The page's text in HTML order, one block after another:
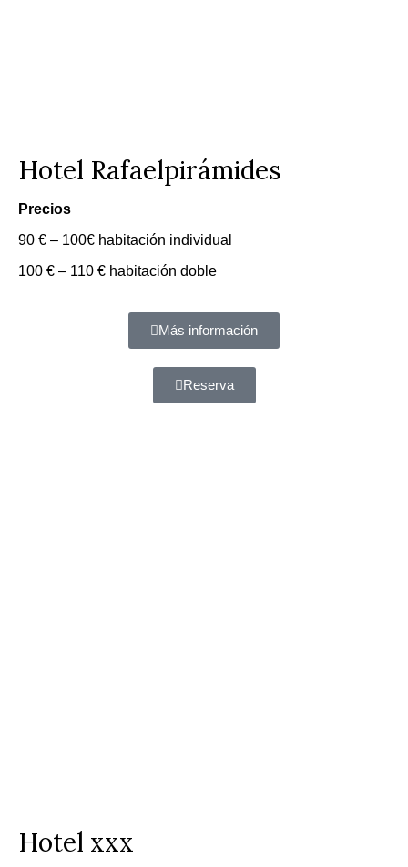
Hotel Rafaelpirámides
Precios
90 € – 100€ habitación individual
100 € – 110 € habitación doble
Más información
Reserva
Hotel xxx